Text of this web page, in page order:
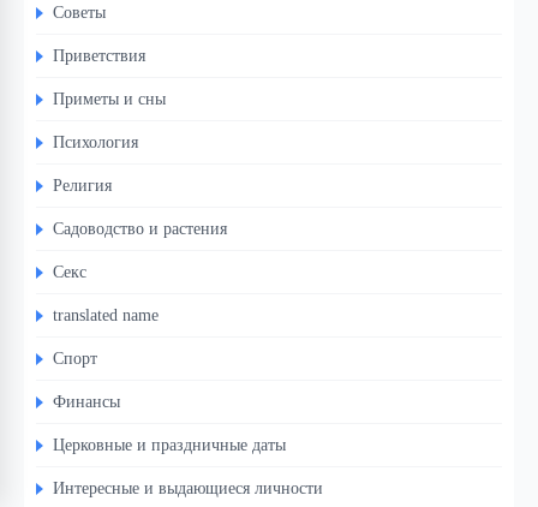
Советы
Приветствия
Приметы и сны
Психология
Религия
Садоводство и растения
Секс
translated name
Спорт
Финансы
Церковные и праздничные даты
Интересные и выдающиеся личности